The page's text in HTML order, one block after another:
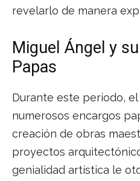
revelarlo de manera
Miguel Ángel y
Papas
Durante este periodo,
numerosos encargos
creación de obras
proyectos
genialidad artística le